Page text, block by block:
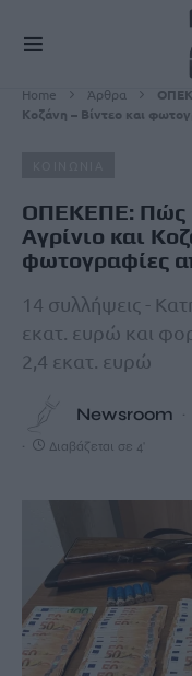
Home Άρθρα
Κοζάνη – Βίντεο και
ΟΠΕΚΕΠΕ: Πώς
Αγρίνιο και
φωτογραφίες
14 συλλήψεις -
εκατ. ευρώ και
2,4 εκατ. ευρώ
Newsroom
Διαβάζεται σε 4'